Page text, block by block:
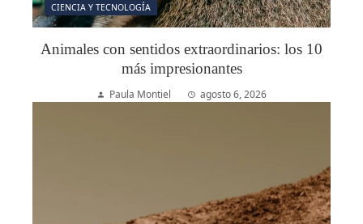
CIENCIA Y TECNOLOGÍA
Animales con sentidos extraordinarios: los 10
más impresionantes
Paula Montiel agosto 6, 2026